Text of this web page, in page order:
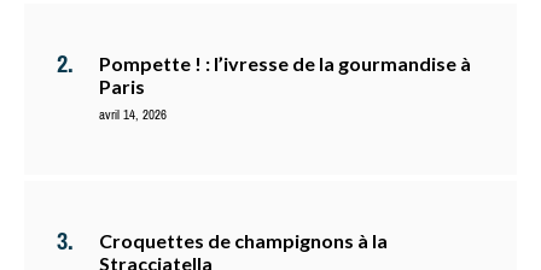
Pompette ! : l’ivresse de la gourmandise à
Paris
avril 14, 2026
Croquettes de champignons à la
Stracciatella